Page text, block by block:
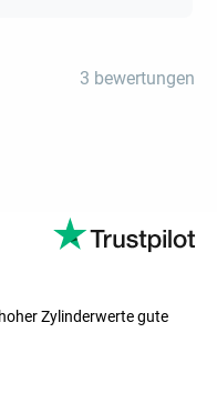
3 bewertungen
Zylinderwerte gute